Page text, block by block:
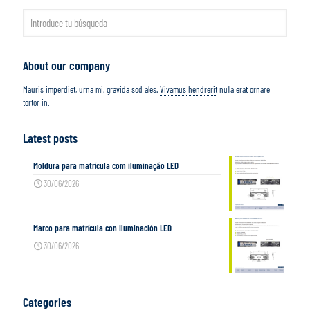
About our company
Mauris imperdiet, urna mi, gravida sod ales.Vivamus hendreritnulla erat ornare
tortor in.
Latest posts
Moldura para matrícula com iluminação LED
30/06/2026
Marco para matrícula con Iluminación LED
30/06/2026
Categories